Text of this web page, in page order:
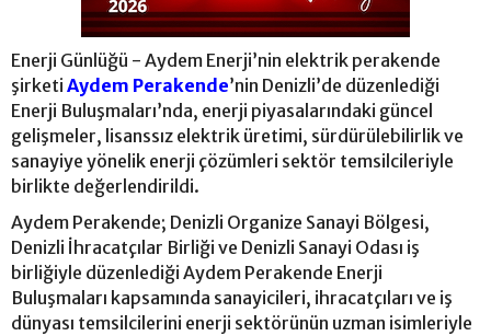
Enerji Günlüğü - Aydem Enerji’nin elektrik perakende
şirketi Aydem Perakende’nin Denizli’de düzenlediği
Enerji Buluşmaları’nda, enerji piyasalarındaki güncel
gelişmeler, lisanssız elektrik üretimi, sürdürülebilirlik ve
sanayiye yönelik enerji çözümleri sektör temsilcileriyle
birlikte değerlendirildi.
Aydem Perakende; Denizli Organize Sanayi Bölgesi,
Denizli İhracatçılar Birliği ve Denizli Sanayi Odası iş
birliğiyle düzenlediği Aydem Perakende Enerji
Buluşmaları kapsamında sanayicileri, ihracatçıları ve iş
dünyası temsilcilerini enerji sektörünün uzman isimleriyle